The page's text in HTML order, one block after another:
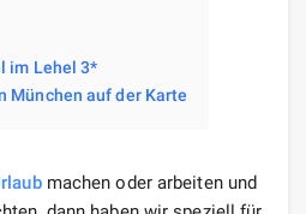
im Lehel 3*
München auf der Karte
machen oder arbeiten und